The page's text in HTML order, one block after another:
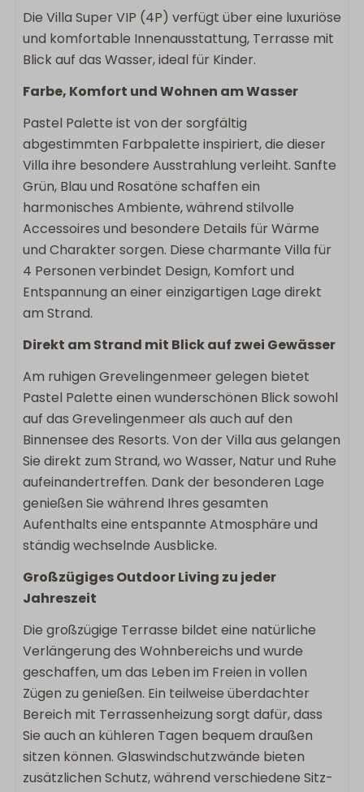
Wohnen & Kochen
Bluetooth-Lautsprecher
Haustierfrei
Backofen
Bügeleisen
Flachbildschirm-TV
Bügelbrett
Wäscheständer
Spülmaschine
Induktion
Kühlschrank
Gefrierschrank
Kaffeemaschinenfilter
Wasserkocher
Toaster
Außenbereich
Lounge-Sofa
Liegestühle
Sanitär
2 Badezimmer
Eigenes Badezimmer
Badezimmer im Erdgeschoss
Regenschauer
Begehbare Dusche
Föhn
Separate Toilette
Doppelwaschbecken
Schlafzimmer
Doppelbett: 2
Die Villa Super VIP (4P) verfügt über eine luxuriöse
und komfortable Innenausstattung, Terrasse mit
Blick auf das Wasser, ideal für Kinder.
Farbe, Komfort und Wohnen am Wasser
Pastel Palette ist von der sorgfältig
abgestimmten Farbpalette inspiriert, die dieser
Villa ihre besondere Ausstrahlung verleiht. Sanfte
Grün, Blau und Rosatöne schaffen ein
harmonisches Ambiente, während stilvolle
Accessoires und besondere Details für Wärme
und Charakter sorgen. Diese charmante Villa für
4 Personen verbindet Design, Komfort und
Entspannung an einer einzigartigen Lage direkt
am Strand.
Direkt am Strand mit Blick auf zwei Gewässer
Am ruhigen Grevelingenmeer gelegen bietet
Pastel Palette einen wunderschönen Blick sowohl
auf das Grevelingenmeer als auch auf den
Binnensee des Resorts. Von der Villa aus gelangen
Sie direkt zum Strand, wo Wasser, Natur und Ruhe
aufeinandertreffen. Dank der besonderen Lage
genießen Sie während Ihres gesamten
Aufenthalts eine entspannte Atmosphäre und
ständig wechselnde Ausblicke.
Großzügiges Outdoor Living zu jeder
Jahreszeit
Die großzügige Terrasse bildet eine natürliche
Verlängerung des Wohnbereichs und wurde
geschaffen, um das Leben im Freien in vollen
Zügen zu genießen. Ein teilweise überdachter
Bereich mit Terrassenheizung sorgt dafür, dass
Sie auch an kühleren Tagen bequem draußen
sitzen können. Glaswindschutzwände bieten
zusätzlichen Schutz, während verschiedene Sitz-